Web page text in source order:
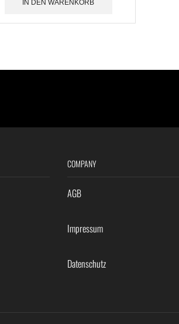
IN DEN WARENKORB
COMPANY
AGB
Impressum
Datenschutz